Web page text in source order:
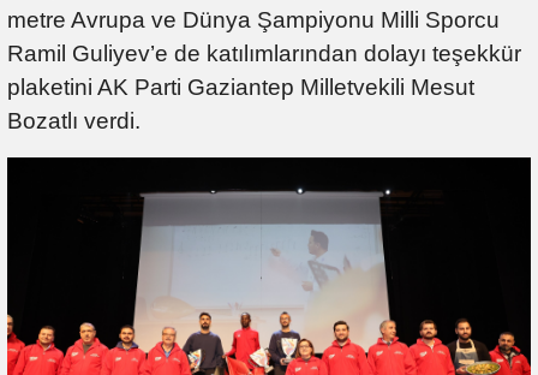
metre Avrupa ve Dünya Şampiyonu Milli Sporcu
Ramil Guliyev’e de katılımlarından dolayı teşekkür
plaketini AK Parti Gaziantep Milletvekili Mesut
Bozatlı verdi.